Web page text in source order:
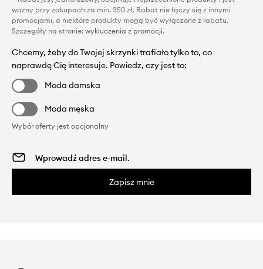
ważny przy zakupach za min. 350 zł. Rabat nie łączy się z innymi
promocjami, a niektóre produkty mogą być wyłączone z rabatu.
Szczegóły na stronie: wykluczenia z promocji.
Chcemy, żeby do Twojej skrzynki trafiało tylko to, co
naprawdę Cię interesuje. Powiedz, czy jest to:
Moda damska
Moda męska
Wybór oferty jest opcjonalny
Zapisz mnie